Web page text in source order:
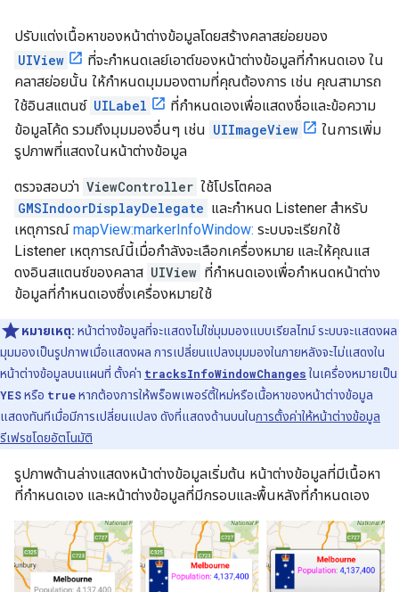
ปรับแต่งเนื้อหาของหน้าต่างข้อมูลโดยสร้างคลาสย่อยของ
UIView
ที่จะกำหนดเลย์เอาต์ของหน้าต่างข้อมูลที่กำหนดเอง ใน
คลาสย่อยนั้น ให้กําหนดมุมมองตามที่คุณต้องการ เช่น คุณสามารถ
ใช้อินสแตนซ์ UILabel
ที่กําหนดเองเพื่อแสดงชื่อและข้อความ
ข้อมูลโค้ด รวมถึงมุมมองอื่นๆ เช่น UIImageView
ในการเพิ่ม
รูปภาพที่แสดงในหน้าต่างข้อมูล
ตรวจสอบว่า ViewController ใช้โปรโตคอล
GMSIndoorDisplayDelegate และกำหนด Listener สำหรับ
เหตุการณ์ mapView:markerInfoWindow: ระบบจะเรียกใช้
Listener เหตุการณ์นี้เมื่อกำลังจะเลือกเครื่องหมาย และให้คุณแส
ดงอินสแตนซ์ของคลาส UIView ที่กําหนดเองเพื่อกําหนดหน้าต่าง
ข้อมูลที่กำหนดเองซึ่งเครื่องหมายใช้
หมายเหตุ: หน้าต่างข้อมูลที่จะแสดงไม่ใช่มุมมองแบบเรียลไทม์ ระบบจะแสดงผล
มุมมองเป็นรูปภาพเมื่อแสดงผล การเปลี่ยนแปลงมุมมองในภายหลังจะไม่แสดงใน
หน้าต่างข้อมูลบนแผนที่ ตั้งค่า tracksInfoWindowChanges ในเครื่องหมายเป็น
YESหรือ trueหากต้องการให้พร็อพเพอร์ตี้ใหม่หรือเนื้อหาของหน้าต่างข้อมูล
แสดงทันทีเมื่อมีการเปลี่ยนแปลง ดังที่แสดงด้านบนในการตั้งค่าให้หน้าต่างข้อมูล
รีเฟรชโดยอัตโนมัติ
รูปภาพด้านล่างแสดงหน้าต่างข้อมูลเริ่มต้น หน้าต่างข้อมูลที่มีเนื้อหา
ที่กำหนดเอง และหน้าต่างข้อมูลที่มีกรอบและพื้นหลังที่กำหนดเอง